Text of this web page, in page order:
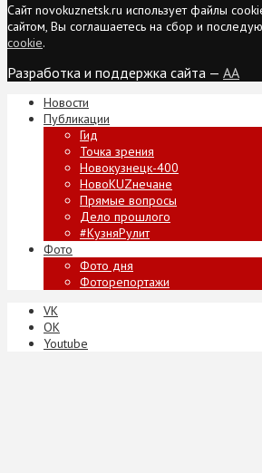
Сайт novokuznetsk.ru использует файлы
сайтом, Вы соглашаетесь на сбор и
cookie.
Разработка и поддержка сайта — AA
Новости
Публикации
Гид
Точка зрения
Новокузнецк-400
НовоKUZнечане
Прямые вопросы
Дело прошлого
#КузняРулит
Фото
Фото дня
Фоторепортажи
VK
ОК
Youtube